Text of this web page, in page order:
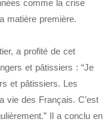
comme la crise
matière première.
a profité de cet
et pâtissiers : “Je
et pâtissiers. Les
vie des Français. C’est
Il a conclu en